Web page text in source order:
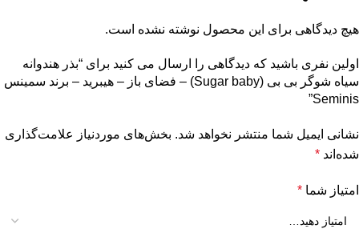
هیچ دیدگاهی برای این محصول نوشته نشده است.
اولین نفری باشید که دیدگاهی را ارسال می کنید برای “بذر هندوانه
سیاه شوگر بی بی (Sugar baby) – فضای باز – هیبرید – برند سمینس
Seminis”
نشانی ایمیل شما منتشر نخواهد شد. بخش‌های موردنیاز علامت‌گذاری
شده‌اند *
امتیاز شما *